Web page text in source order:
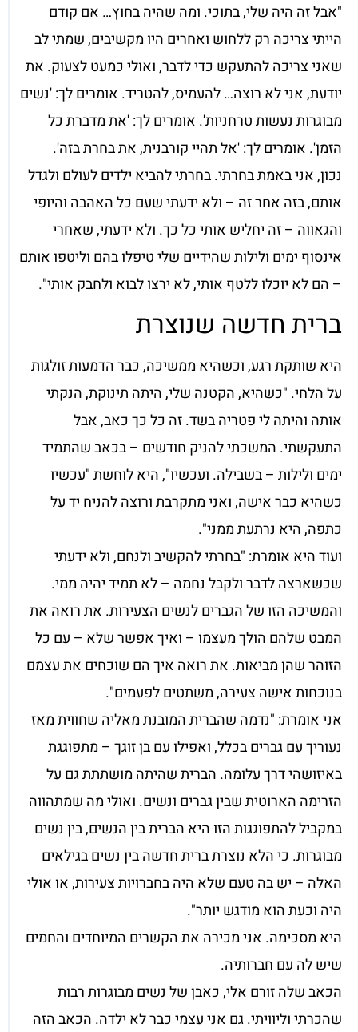
"אבל זה היה שלי, בתוכי. ומה שהיה בחוץ… אם קודם
הייתי צריכה רק ללחוש ואחרים היו מקשיבים, שמתי לב
שאני צריכה להתעקש כדי לדבר, ואולי כמעט לצעוק. את
יודעת, אני לא רוצה… להעמיס, להטריד. אומרים לך: 'נשים
מבוגרות נעשות טרחניות'. אומרים לך: 'את מדברת כל
הזמן'. אומרים לך: 'אל תהיי קורבנית, את בחרת בזה'.
נכון, אני באמת בחרתי. בחרתי להביא ילדים לעולם ולגדל
אותם, בזה אחר זה – ולא ידעתי שעם כל האהבה והיופי
והגאווה – זה יחליש אותי כל כך. ולא ידעתי, שאחרי
אינסוף ימים ולילות שהידיים שלי טיפלו בהם וליטפו אותם
– הם לא יוכלו ללטף אותי, לא ירצו לבוא ולחבק אותי".
ברית חדשה שנוצרת
היא שותקת רגע, וכשהיא ממשיכה, כבר הדמעות זולגות
על הלחי. "כשהיא, הקטנה שלי, היתה תינוקת, הנקתי
אותה והיתה לי פטריה בשד. זה כל כך כאב, אבל
התעקשתי. המשכתי להניק חודשים – בכאב שהתמיד
ימים ולילות – בשבילה. ועכשיו", היא לוחשת "עכשיו
כשהיא כבר אישה, ואני מתקרבת ורוצה להניח יד על
כתפה, היא נרתעת ממני".
ועוד היא אומרת: "בחרתי להקשיב ולנחם, ולא ידעתי
שכשארצה לדבר ולקבל נחמה – לא תמיד יהיה ממי.
והמשיכה הזו של הגברים לנשים הצעירות. את רואה את
המבט שלהם הולך מעצמו – ואיך אפשר שלא – עם כל
הזוהר שהן מביאות. את רואה איך הם שוכחים את עצמם
בנוכחות אישה צעירה, משתטים לפעמים".
אני אומרת: "נדמה שהברית המובנת מאליה שחווית מאז
נעוריך עם גברים בכלל, ואפילו עם בן זוגך – מתפוגגת
באיזושהי דרך עלומה. הברית שהיתה מושתתת גם על
הזרימה הארוטית שבין גברים ונשים. ואולי מה שמתהווה
במקביל להתפוגגות הזו היא הברית בין הנשים, בין נשים
מבוגרות. כי הלא נוצרת ברית חדשה בין נשים בגילאים
האלה – יש בה טעם שלא היה בחברויות צעירות, או אולי
היה וכעת הוא מודגש יותר".
היא מסכימה. אני מכירה את הקשרים המיוחדים והחמים
שיש לה עם חברותיה.
הכאב שלה זורם אלי, כאבן של נשים מבוגרות רבות
שהכרתי וליוויתי. גם אני עצמי כבר לא ילדה. הכאב הזה